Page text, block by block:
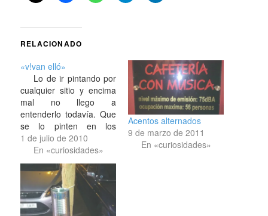
RELACIONADO
«v!van elló»
Lo de ir pintando por
cualquier sitio y encima
mal no llego a
entenderlo todavía. Que
se lo pinten en los
cataplines, porque vaya
cartel de bienvenida han
dejado para quien se
asome a estribor en los
cruceros que entran al
puerto. Si ya lo dijo El
Gallo: «hay gente pa…
1 de julio de 2010
En «curiosidades»
Acentos alternados
9 de marzo de 2011
En «curiosidades»